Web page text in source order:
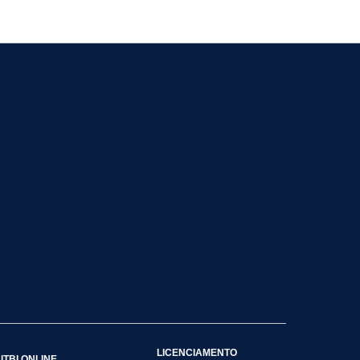
LICENCIAMENTO